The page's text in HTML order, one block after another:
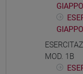
MOD. 1B